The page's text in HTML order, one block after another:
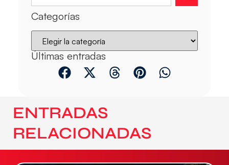
Categorías
Últimas entradas
ENTRADAS
RELACIONADAS